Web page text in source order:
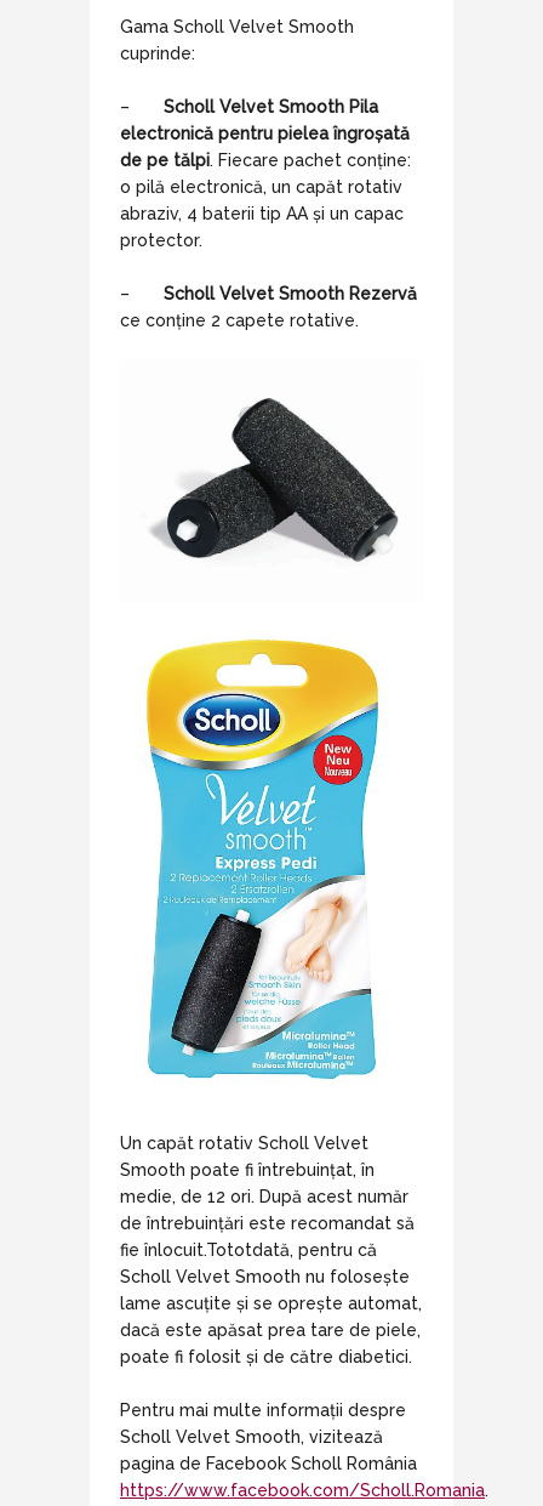
Gama Scholl Velvet Smooth
cuprinde:
– Scholl Velvet Smooth Pila
electronică pentru pielea îngroșată
de pe tălpi. Fiecare pachet conține:
o pilă electronică, un capăt rotativ
abraziv, 4 baterii tip AA și un capac
protector.
– Scholl Velvet Smooth Rezervă
ce conține 2 capete rotative.
Un capăt rotativ Scholl Velvet
Smooth poate fi întrebuințat, în
medie, de 12 ori. După acest număr
de întrebuințări este recomandat să
fie înlocuit.Tototdată, pentru că
Scholl Velvet Smooth nu folosește
lame ascuțite și se oprește automat,
dacă este apăsat prea tare de piele,
poate fi folosit și de către diabetici.
Pentru mai multe informații despre
Scholl Velvet Smooth, vizitează
pagina de Facebook Scholl România
https://www.facebook.com/Scholl.Romania.